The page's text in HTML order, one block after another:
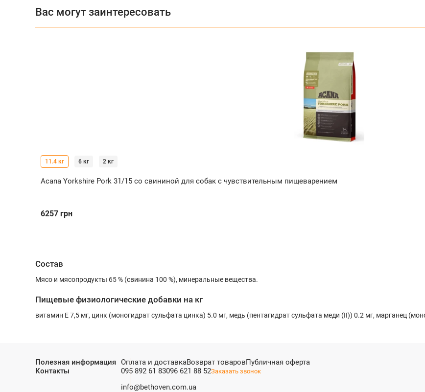
Вас могут заинтересовать
11.4 кг 6 кг 2 кг
Acana Yorkshire Pork 31/15 со свининой для собак с чувствительным пищеварением
6257 грн
Состав
Мясо и мясопродукты 65 % (свинина 100 %), минеральные вещества.
Пищевые физиологические добавки на кг
витамин E 7,5 мг, цинк (моногидрат сульфата цинка) 5.0 мг, медь (пентагидрат сульфата меди (II)) 0.2 мг, марганец
Полезная информация Оплата и доставкаВозврат товаровПубличная оферта
Контакты
095 892 61 83096 621 88 52Заказать звонок
info@bethoven.com.ua